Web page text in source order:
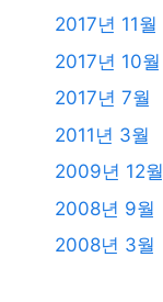
2017년 11월
2017년 10월
2017년 7월
2011년 3월
2009년 12월
2008년 9월
2008년 3월